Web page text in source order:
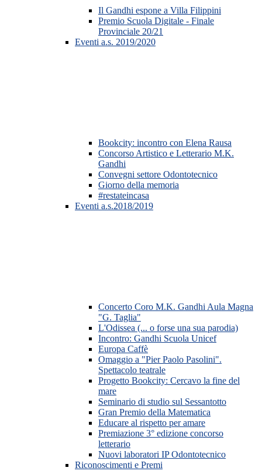
Il Gandhi espone a Villa Filippini
Premio Scuola Digitale - Finale
Provinciale 20/21
Eventi a.s. 2019/2020
Bookcity: incontro con Elena Rausa
Concorso Artistico e Letterario M.K.
Gandhi
Convegni settore Odontotecnico
Giorno della memoria
#restateincasa
Eventi a.s.2018/2019
Concerto Coro M.K. Gandhi Aula Magna
"G. Taglia"
L'Odissea (... o forse una sua parodia)
Incontro: Gandhi Scuola Unicef
Europa Caffè
Omaggio a "Pier Paolo Pasolini".
Spettacolo teatrale
Progetto Bookcity: Cercavo la fine del
mare
Seminario di studio sul Sessantotto
Gran Premio della Matematica
Educare al rispetto per amare
Premiazione 3° edizione concorso
letterario
Nuovi laboratori IP Odontotecnico
Riconoscimenti e Premi